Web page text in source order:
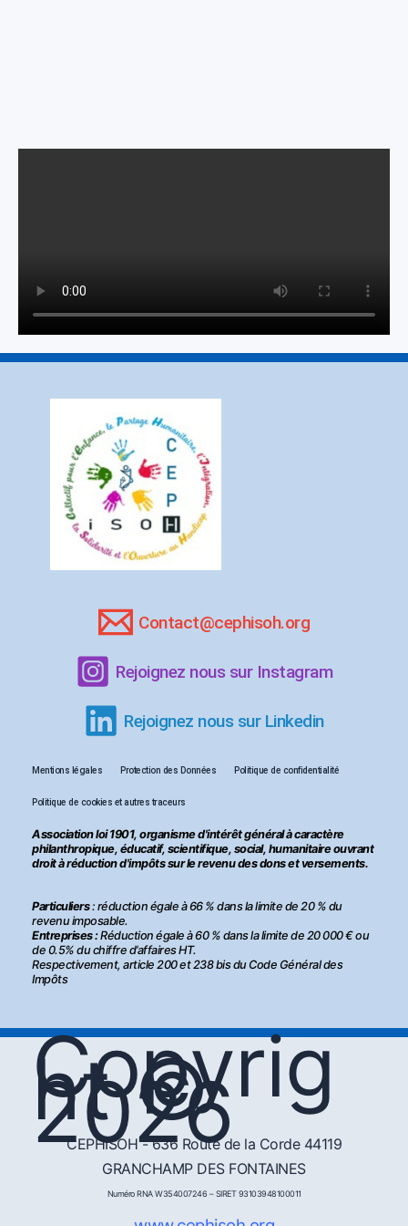
Contact@cephisoh.org
Rejoignez nous sur Instagram
Rejoignez nous sur Linkedin
Mentions légales Protection des Données Politique de confidentialité
Politique de cookies et autres traceurs
Association loi 1901, organisme d'intérêt général à caractère
philanthropique, éducatif, scientifique, social, humanitaire ouvrant
droit à réduction d'impôts sur le revenu des dons et versements.
Particuliers: réduction égale à 66 % dans la limite de 20 % du
revenu imposable.
Entreprises :Réduction égale à 60 % dans la limite de 20 000 € ou
de 0.5% du chiffre d’affaires HT.
Respectivement, article 200 et 238 bis du Code Général des
Impôts
Copyrig
ht ©
2026
CEPHISOH - 636 Route de la Corde 44119
GRANCHAMP DES FONTAINES
Numéro RNA W354007246 – SIRET 93103948100011